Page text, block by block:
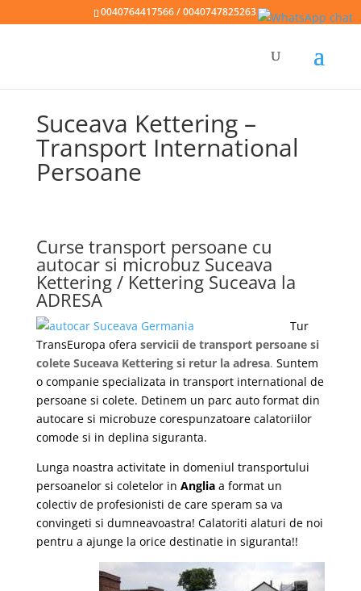
0040764417566 / 0040747825263
Suceava Kettering –
Transport International
Persoane
Curse transport persoane cu
autocar si microbuz Suceava
Kettering / Kettering Suceava la
ADRESA
Tur
TransEuropa ofera servicii de transport persoane si
colete Suceava Kettering si retur la adresa. Suntem
o companie specializata in transport international de
persoane si colete. Detinem un parc auto format din
autocare si microbuze corespunzatoare calatoriilor
comode si in deplina siguranta.
Lunga noastra activitate in domeniul transportului
persoanelor si coletelor in Angliaa format un
colectiv de profesionisti de care speram sa va
convingeti si dumneavoastra! Calatoriti alaturi de noi
pentru a ajunge la orice destinatie in siguranta!!